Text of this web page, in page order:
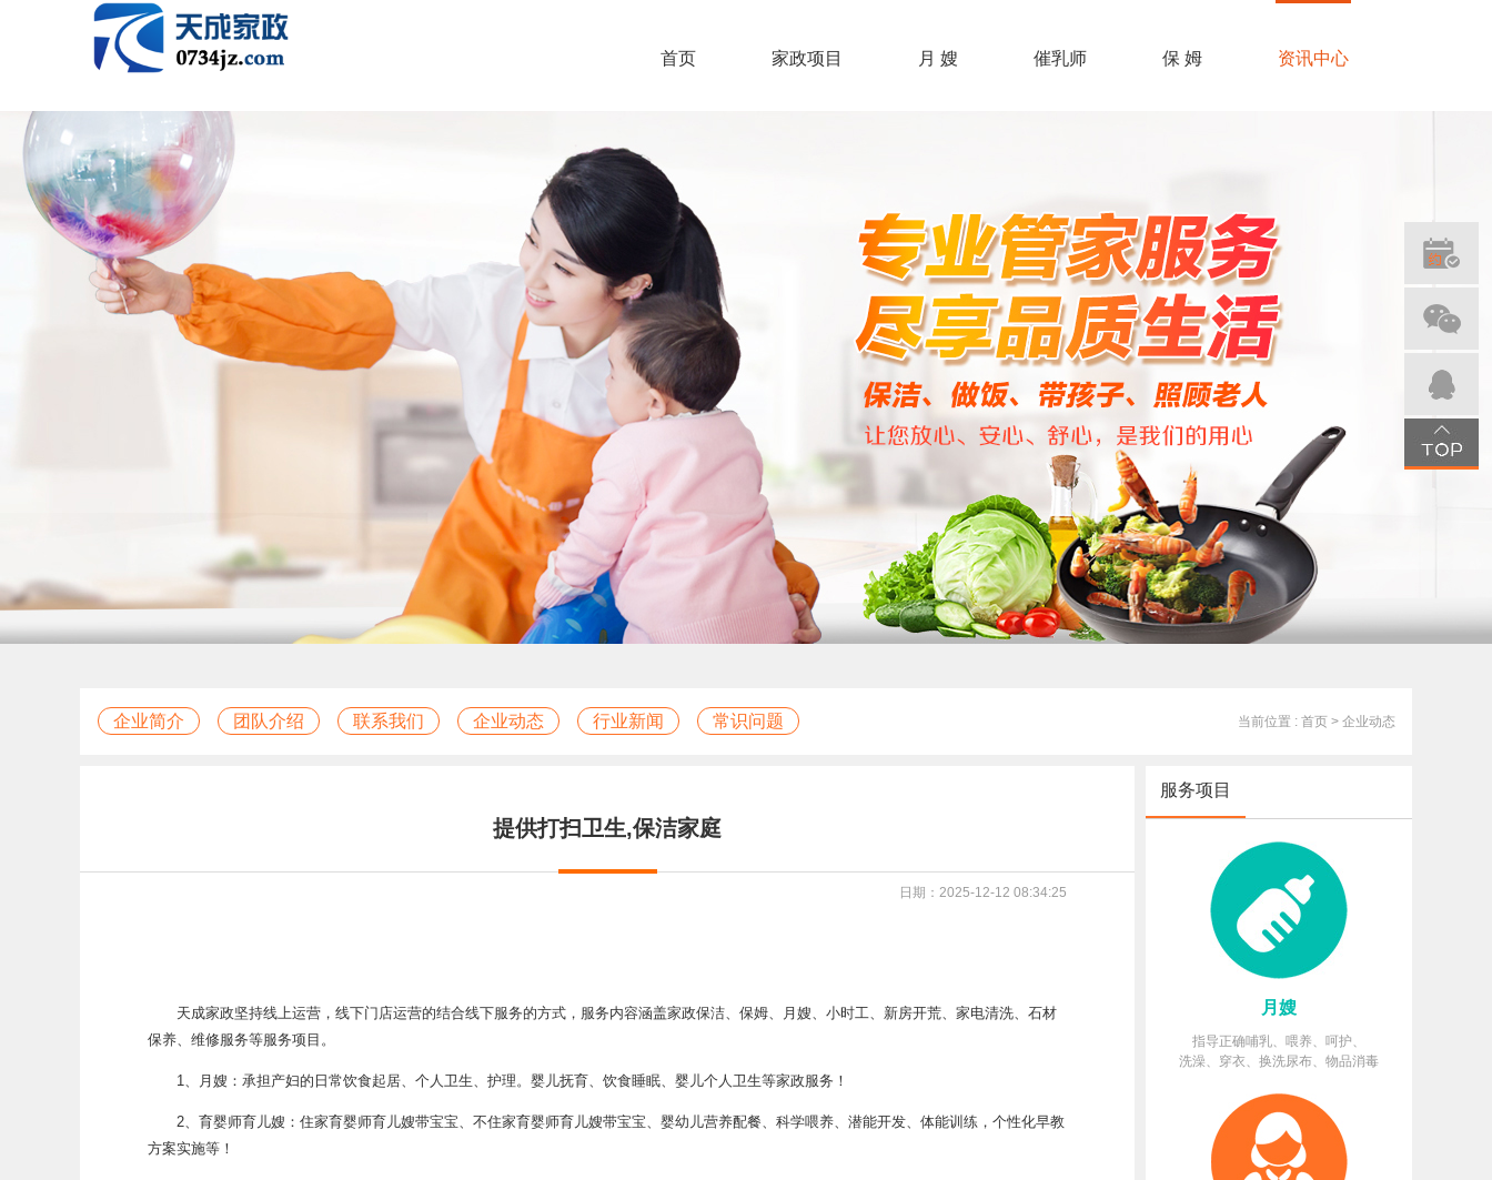
首页 家政项目 月 嫂 催乳师 保 姆 资讯中心
企业简介 团队介绍 联系我们 企业动态 行业新闻 常识问题 当前位置 : 首页 > 企业动态
提供打扫卫生,保洁家庭
日期：2025-12-12 08:34:25
天成家政坚持线上运营，线下门店运营的结合线下服务的方式，服务内容涵盖家政保洁、保姆、月嫂、小时工、新房开荒、家电清洗、石材
保养、维修服务等服务项目。
1、月嫂：承担产妇的日常饮食起居、个人卫生、护理。婴儿抚育、饮食睡眠、婴儿个人卫生等家政服务！
2、育婴师育儿嫂：住家育婴师育儿嫂带宝宝、不住家育婴师育儿嫂带宝宝、婴幼儿营养配餐、科学喂养、潜能开发、体能训练，个性化早教
方案实施等！
服务项目
月嫂
指导正确哺乳、喂养、呵护、
洗澡、穿衣、换洗尿布、物品消毒